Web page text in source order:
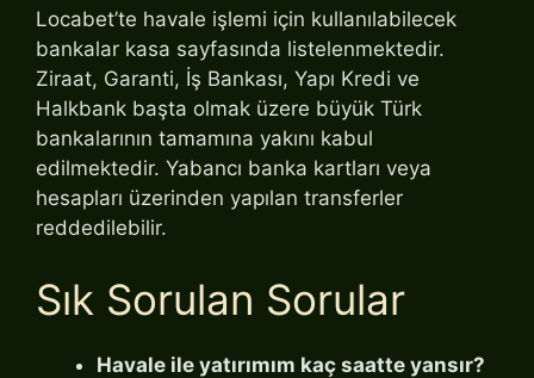
Locabet’te havale işlemi için kullanılabilecek
bankalar kasa sayfasında listelenmektedir.
Ziraat, Garanti, İş Bankası, Yapı Kredi ve
Halkbank başta olmak üzere büyük Türk
bankalarının tamamına yakını kabul
edilmektedir. Yabancı banka kartları veya
hesapları üzerinden yapılan transferler
reddedilebilir.
Sık Sorulan Sorular
Havale ile yatırımım kaç saatte yansır?